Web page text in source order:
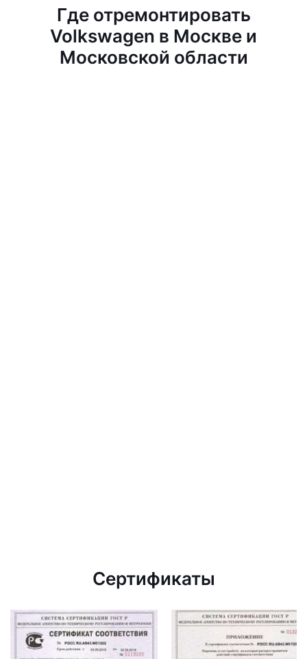
Где отремонтировать
Volkswagen в Москве и
Московской области
Сертификаты